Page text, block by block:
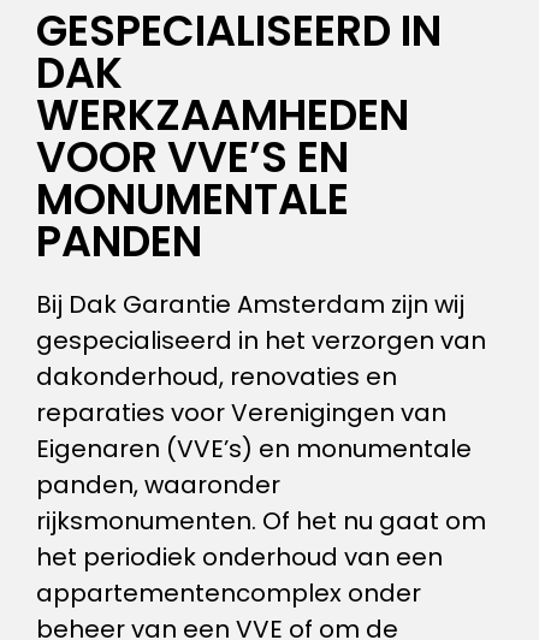
GESPECIALISEERD IN
DAK
WERKZAAMHEDEN
VOOR VVE’S EN
MONUMENTALE
PANDEN
Bij Dak Garantie Amsterdam zijn wij
gespecialiseerd in het verzorgen van
dakonderhoud, renovaties en
reparaties voor Verenigingen van
Eigenaren (VVE’s) en monumentale
panden, waaronder
rijksmonumenten. Of het nu gaat om
het periodiek onderhoud van een
appartementencomplex onder
beheer van een VVE of om de